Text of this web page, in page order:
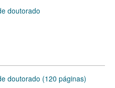
doutorado
doutorado (120 páginas)